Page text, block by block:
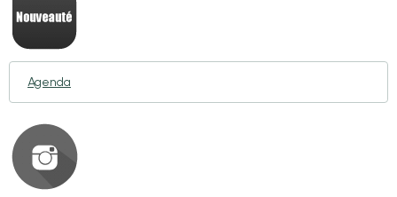
Agenda